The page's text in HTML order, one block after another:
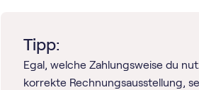
Tipp:
Egal, welche Zahlungsweise du
korrekte Rechnungsausstellung,